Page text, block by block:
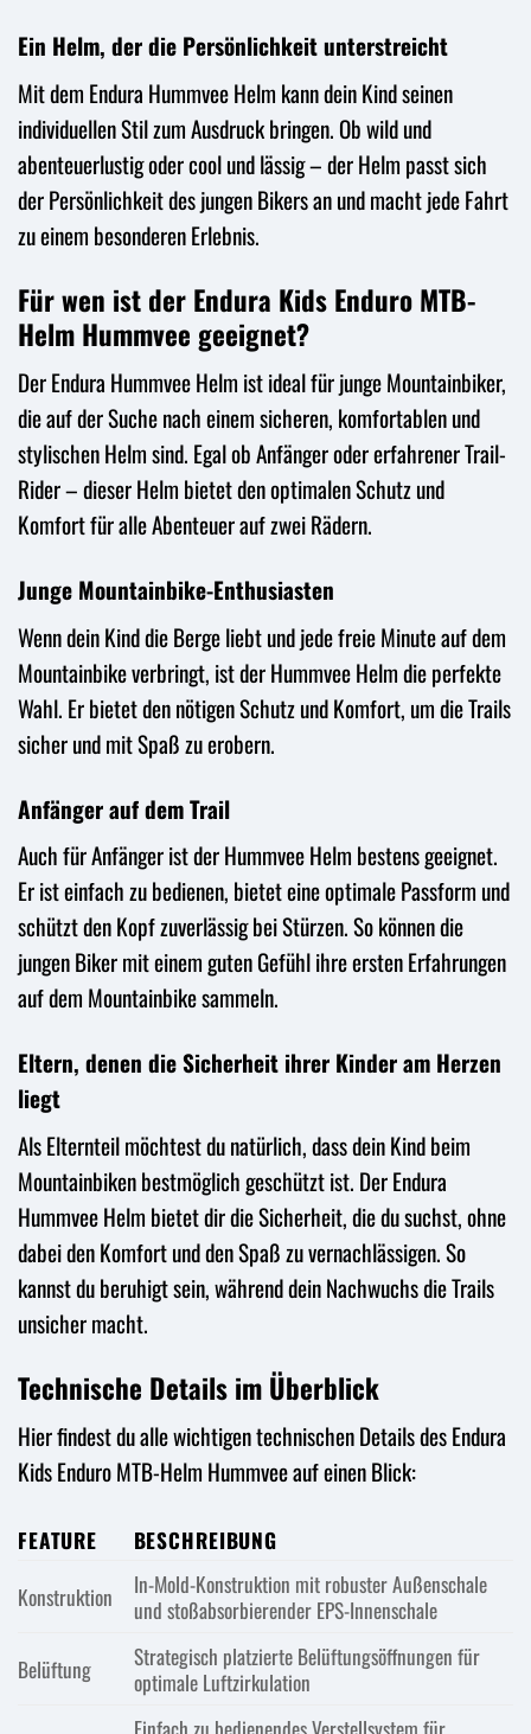
Ein Helm, der die Persönlichkeit unterstreicht
Mit dem Endura Hummvee Helm kann dein Kind seinen
individuellen Stil zum Ausdruck bringen. Ob wild und
abenteuerlustig oder cool und lässig – der Helm passt sich
der Persönlichkeit des jungen Bikers an und macht jede Fahrt
zu einem besonderen Erlebnis.
Für wen ist der Endura Kids Enduro MTB-
Helm Hummvee geeignet?
Der Endura Hummvee Helm ist ideal für junge Mountainbiker,
die auf der Suche nach einem sicheren, komfortablen und
stylischen Helm sind. Egal ob Anfänger oder erfahrener Trail-
Rider – dieser Helm bietet den optimalen Schutz und
Komfort für alle Abenteuer auf zwei Rädern.
Junge Mountainbike-Enthusiasten
Wenn dein Kind die Berge liebt und jede freie Minute auf dem
Mountainbike verbringt, ist der Hummvee Helm die perfekte
Wahl. Er bietet den nötigen Schutz und Komfort, um die Trails
sicher und mit Spaß zu erobern.
Anfänger auf dem Trail
Auch für Anfänger ist der Hummvee Helm bestens geeignet.
Er ist einfach zu bedienen, bietet eine optimale Passform und
schützt den Kopf zuverlässig bei Stürzen. So können die
jungen Biker mit einem guten Gefühl ihre ersten Erfahrungen
auf dem Mountainbike sammeln.
Eltern, denen die Sicherheit ihrer Kinder am Herzen
liegt
Als Elternteil möchtest du natürlich, dass dein Kind beim
Mountainbiken bestmöglich geschützt ist. Der Endura
Hummvee Helm bietet dir die Sicherheit, die du suchst, ohne
dabei den Komfort und den Spaß zu vernachlässigen. So
kannst du beruhigt sein, während dein Nachwuchs die Trails
unsicher macht.
Technische Details im Überblick
Hier findest du alle wichtigen technischen Details des Endura
Kids Enduro MTB-Helm Hummvee auf einen Blick:
FEATURE
BESCHREIBUNG
Konstruktion
In-Mold-Konstruktion mit robuster Außenschale
und stoßabsorbierender EPS-Innenschale
Belüftung
Strategisch platzierte Belüftungsöffnungen für
optimale Luftzirkulation